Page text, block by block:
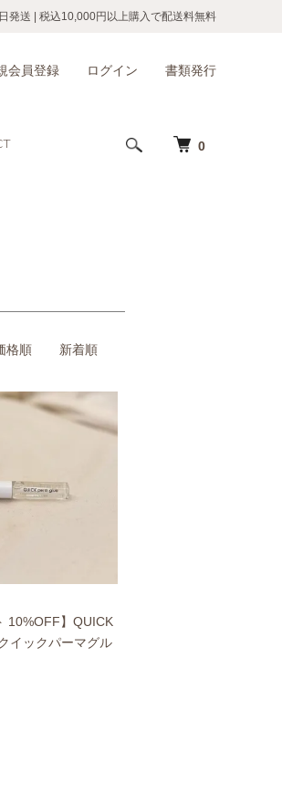
発送 税込10,000円以上購入で配送料無料
0
会員登録 ログイン 書類発行
格順 新着順
10%OFF】QUICK
イックパーマグル